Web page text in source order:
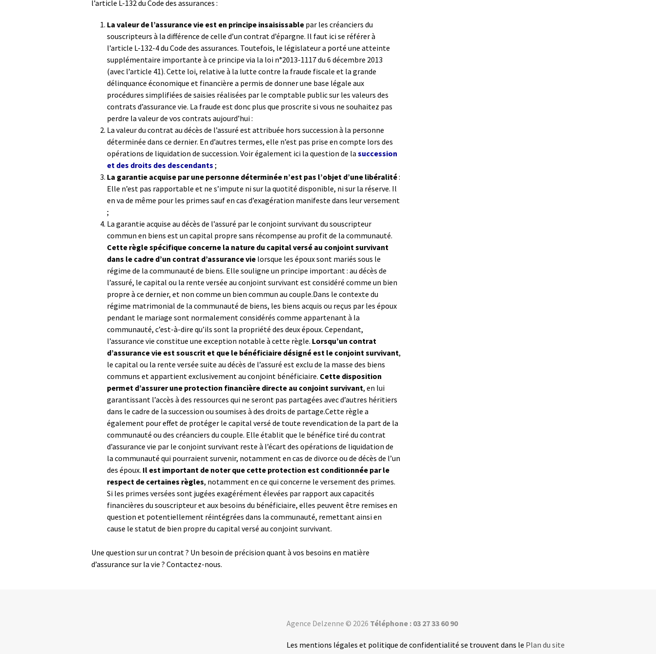
l’article L-132 du Code des assurances :
La valeur de l’assurance vie est en principe insaisissable par les créanciers du
souscripteurs à la différence de celle d’un contrat d’épargne. Il faut ici se référer à
l’article L-132-4 du Code des assurances. Toutefois, le législateur a porté une atteinte
supplémentaire importante à ce principe via la loi n°2013-1117 du 6 décembre 2013
(avec l’article 41). Cette loi, relative à la lutte contre la fraude fiscale et la grande
délinquance économique et financière a permis de donner une base légale aux
procédures simplifiées de saisies réalisées par le comptable public sur les valeurs des
contrats d’assurance vie. La fraude est donc plus que proscrite si vous ne souhaitez pas
perdre la valeur de vos contrats aujourd’hui :
La valeur du contrat au décès de l’assuré est attribuée hors succession à la personne
déterminée dans ce dernier. En d’autres termes, elle n’est pas prise en compte lors des
opérations de liquidation de succession. Voir également ici la question de la succession
et des droits des descendants ;
La garantie acquise par une personne déterminée n’est pas l’objet d’une libéralité:
Elle n’est pas rapportable et ne s’impute ni sur la quotité disponible, ni sur la réserve. Il
en va de même pour les primes sauf en cas d’exagération manifeste dans leur versement
;
La garantie acquise au décès de l’assuré par le conjoint survivant du souscripteur
commun en biens est un capital propre sans récompense au profit de la communauté.
Cette règle spécifique concerne la nature du capital versé au conjoint survivant
dans le cadre d’un contrat d’assurance vie lorsque les époux sont mariés sous le
régime de la communauté de biens. Elle souligne un principe important : au décès de
l’assuré, le capital ou la rente versée au conjoint survivant est considéré comme un bien
propre à ce dernier, et non comme un bien commun au couple.Dans le contexte du
régime matrimonial de la communauté de biens, les biens acquis ou reçus par les époux
pendant le mariage sont normalement considérés comme appartenant à la
communauté, c’est-à-dire qu’ils sont la propriété des deux époux. Cependant,
l’assurance vie constitue une exception notable à cette règle. Lorsqu’un contrat
d’assurance vie est souscrit et que le bénéficiaire désigné est le conjoint survivant,
le capital ou la rente versée suite au décès de l’assuré est exclu de la masse des biens
communs et appartient exclusivement au conjoint bénéficiaire. Cette disposition
permet d’assurer une protection financière directe au conjoint survivant, en lui
garantissant l’accès à des ressources qui ne seront pas partagées avec d’autres héritiers
dans le cadre de la succession ou soumises à des droits de partage.Cette règle a
également pour effet de protéger le capital versé de toute revendication de la part de la
communauté ou des créanciers du couple. Elle établit que le bénéfice tiré du contrat
d’assurance vie par le conjoint survivant reste à l’écart des opérations de liquidation de
la communauté qui pourraient survenir, notamment en cas de divorce ou de décès de l’un
des époux. Il est important de noter que cette protection est conditionnée par le
respect de certaines règles, notamment en ce qui concerne le versement des primes.
Si les primes versées sont jugées exagérément élevées par rapport aux capacités
financières du souscripteur et aux besoins du bénéficiaire, elles peuvent être remises en
question et potentiellement réintégrées dans la communauté, remettant ainsi en
cause le statut de bien propre du capital versé au conjoint survivant.
Une question sur un contrat ? Un besoin de précision quant à vos besoins en matière
d’assurance sur la vie ? Contactez-nous.
Agence Delzenne © 2026 Téléphone : 03 27 33 60 90
Les mentions légales et politique de confidentialité se trouvent dans le Plan du site